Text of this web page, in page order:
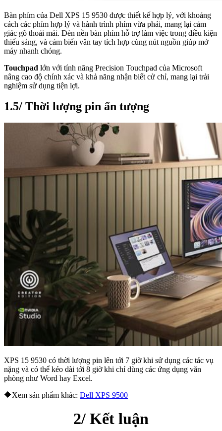
Bàn phím của Dell XPS 15 9530 được thiết kế hợp lý, với khoảng
cách các phím hợp lý và hành trình phím vừa phải, mang lại cảm
giác gõ thoải mái. Đèn nền bàn phím hỗ trợ làm việc trong điều kiện
thiếu sáng, và cảm biến vân tay tích hợp cùng nút nguồn giúp mở
máy nhanh chóng.
Touchpad lớn với tính năng Precision Touchpad của Microsoft
nâng cao độ chính xác và khả năng nhận biết cử chỉ, mang lại trải
nghiệm sử dụng tiện lợi.
1.5/ Thời lượng pin ấn tượng
XPS 15 9530 có thời lượng pin lên tới 7 giờ khi sử dụng các tác vụ
nặng và có thể kéo dài tới 8 giờ khi chỉ dùng các ứng dụng văn
phòng như Word hay Excel.
🔷Xem sản phẩm khác: Dell XPS 9500
2/ Kết luận